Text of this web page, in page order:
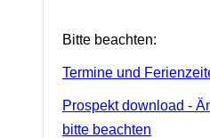
Bitte beachten:
Termine und
Prospekt download -
bitte beachten